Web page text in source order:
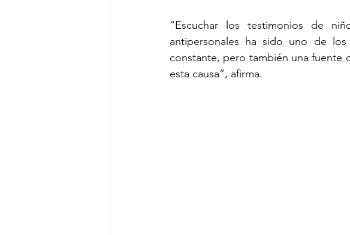
“Escuchar los testimonios de
antipersonales ha sido uno de
constante, pero también una fuente
esta causa”, afirma.